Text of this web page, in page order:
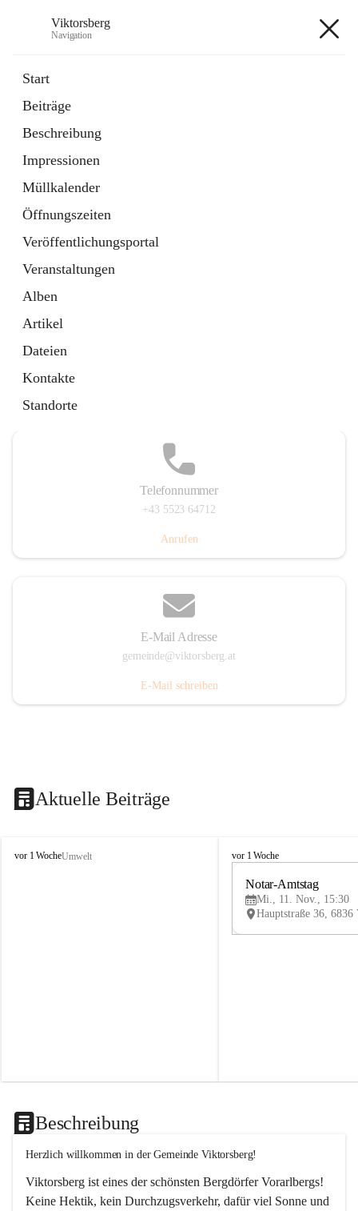
Viktorsberg
Navigation
Start
Beiträge
Beschreibung
Impressionen
Müllkalender
Öffnungszeiten
Veröffentlichungsportal
Veranstaltungen
Alben
Artikel
Dateien
Kontakte
Standorte
1 Schnellzugriff
Bürgerservice
10 Schnellzugriffe
Telefonnummer
+43 5523 64712
Anrufen
E-Mail Adresse
gemeinde@viktorsberg.at
E-Mail schreiben
Aktuelle Beiträge
V
vor 1 WocheUmwelt
V
vor 1 Woche
Notar-Amtstag
Mi., 11. Nov., 15:30
Beschreibung
Herzlich willkommen in der Gemeinde Viktorsberg!
Viktorsberg ist eines der schönsten Bergdörfer Vorarlbergs!
Keine Hektik, kein Durchzugsverkehr, dafür viel Sonne und